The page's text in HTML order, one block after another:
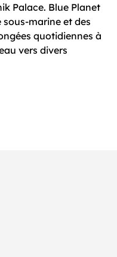
Palace. Blue Planet
marine et des
quotidiennes à
vers divers